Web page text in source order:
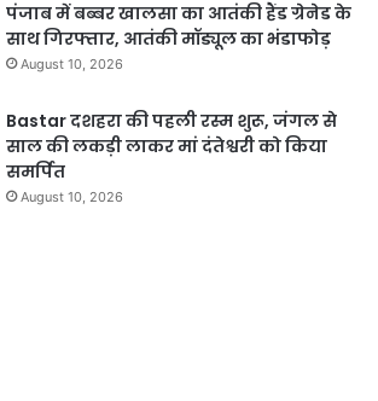
पंजाब में बब्बर खालसा का आतंकी हैंड ग्रेनेड के
साथ गिरफ्तार, आतंकी मॉड्यूल का भंडाफोड़
August 10, 2026
Bastar दशहरा की पहली रस्म शुरू, जंगल से
साल की लकड़ी लाकर मां दंतेश्वरी को किया
समर्पित
August 10, 2026